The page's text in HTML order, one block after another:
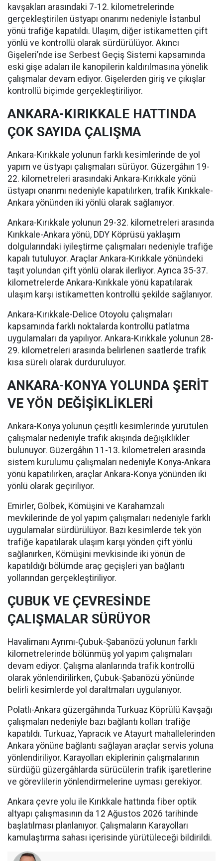
kavşakları arasındaki 7-12. kilometrelerinde
gerçekleştirilen üstyapı onarımı nedeniyle İstanbul
yönü trafiğe kapatıldı. Ulaşım, diğer istikametten çift
yönlü ve kontrollü olarak sürdürülüyor. Akıncı
Gişeleri’nde ise Serbest Geçiş Sistemi kapsamında
eski gişe adaları ile kanopilerin kaldırılmasına yönelik
çalışmalar devam ediyor. Gişelerden giriş ve çıkışlar
kontrollü biçimde gerçekleştiriliyor.
ANKARA-KIRIKKALE HATTINDA
ÇOK SAYIDA ÇALIŞMA
Ankara-Kırıkkale yolunun farklı kesimlerinde de yol
yapım ve üstyapı çalışmaları sürüyor. Güzergâhın 19-
22. kilometreleri arasındaki Ankara-Kırıkkale yönü
üstyapı onarımı nedeniyle kapatılırken, trafik Kırıkkale-
Ankara yönünden iki yönlü olarak sağlanıyor.
Ankara-Kırıkkale yolunun 29-32. kilometreleri arasında
Kırıkkale-Ankara yönü, DDY Köprüsü yaklaşım
dolgularındaki iyileştirme çalışmaları nedeniyle trafiğe
kapalı tutuluyor. Araçlar Ankara-Kırıkkale yönündeki
taşıt yolundan çift yönlü olarak ilerliyor. Ayrıca 35-37.
kilometrelerde Ankara-Kırıkkale yönü kapatılarak
ulaşım karşı istikametten kontrollü şekilde sağlanıyor.
Ankara-Kırıkkale-Delice Otoyolu çalışmaları
kapsamında farklı noktalarda kontrollü patlatma
uygulamaları da yapılıyor. Ankara-Kırıkkale yolunun 28-
29. kilometreleri arasında belirlenen saatlerde trafik
kısa süreli olarak durduruluyor.
ANKARA-KONYA YOLUNDA ŞERİT
VE YÖN DEĞİŞİKLİKLERİ
Ankara-Konya yolunun çeşitli kesimlerinde yürütülen
çalışmalar nedeniyle trafik akışında değişiklikler
bulunuyor. Güzergâhın 11-13. kilometreleri arasında
sistem kurulumu çalışmaları nedeniyle Konya-Ankara
yönü kapatılırken, araçlar Ankara-Konya yönünden iki
yönlü olarak geçiriliyor.
Emirler, Gölbek, Kömüşini ve Karahamzalı
mevkilerinde de yol yapım çalışmaları nedeniyle farklı
uygulamalar sürdürülüyor. Bazı kesimlerde tek yön
trafiğe kapatılarak ulaşım karşı yönden çift yönlü
sağlanırken, Kömüşini mevkisinde iki yönün de
kapatıldığı bölümde araç geçişleri yan bağlantı
yollarından gerçekleştiriliyor.
ÇUBUK VE ÇEVRESİNDE
ÇALIŞMALAR SÜRÜYOR
Havalimanı Ayrımı-Çubuk-Şabanözü yolunun farklı
kilometrelerinde bölünmüş yol yapım çalışmaları
devam ediyor. Çalışma alanlarında trafik kontrollü
olarak yönlendirilirken, Çubuk-Şabanözü yönünde
belirli kesimlerde yol daraltmaları uygulanıyor.
Polatlı-Ankara güzergâhında Turkuaz Köprülü Kavşağı
çalışmaları nedeniyle bazı bağlantı kolları trafiğe
kapatıldı. Turkuaz, Yapracık ve Atayurt mahallelerinden
Ankara yönüne bağlantı sağlayan araçlar servis yoluna
yönlendiriliyor. Karayolları ekiplerinin çalışmalarının
sürdüğü güzergâhlarda sürücülerin trafik işaretlerine
ve görevlilerin yönlendirmelerine uyması gerekiyor.
Ankara çevre yolu ile Kırıkkale hattında fiber optik
altyapı çalışmasının da 12 Ağustos 2026 tarihinde
başlatılması planlanıyor. Çalışmaların Karayolları
kamulaştırma sahası içerisinde yürütüleceği bildirildi.